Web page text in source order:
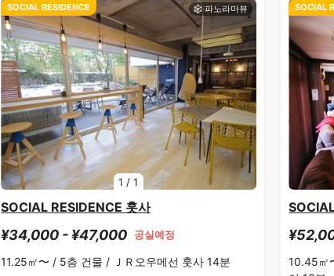
1 /1
SOCIAL RESIDENCE
SOCIAL RESIDENCE 훗사
¥34,000 - ¥47,000 공실예정
11.25㎡〜 / 5층 건물 / ＪＲ오우메선 훗사 14분
SOCIAL
10.45㎡